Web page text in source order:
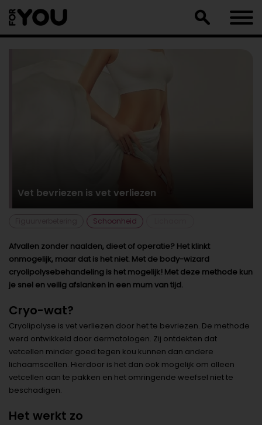
naar
artikel
Vet bevriezen is vet verliezen
Schoonheid
Afvallen zonder naalden, dieet of operatie? Het klinkt
onmogelijk, maar dat is het niet. Met de body-wizard
cryolipolysebehandeling is het mogelijk! Met deze methode kun
je snel en veilig afslanken in een mum van tijd.
Cryo-wat?
Cryolipolyse is vet verliezen door het te bevriezen. De methode
werd ontwikkeld door dermatologen. Zij ontdekten dat
vetcellen minder goed tegen kou kunnen dan andere
lichaamscellen. Hierdoor is het dan ook mogelijk om alleen
vetcellen aan te pakken en het omringende weefsel niet te
beschadigen.
Het werkt zo